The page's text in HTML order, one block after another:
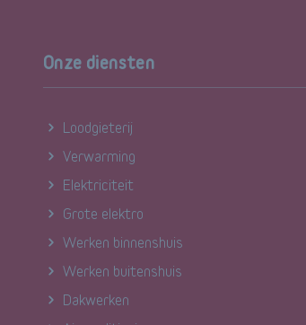
Onze diensten
Loodgieterij
Verwarming
Elektriciteit
Grote elektro
Werken binnenshuis
Werken buitenshuis
Dakwerken